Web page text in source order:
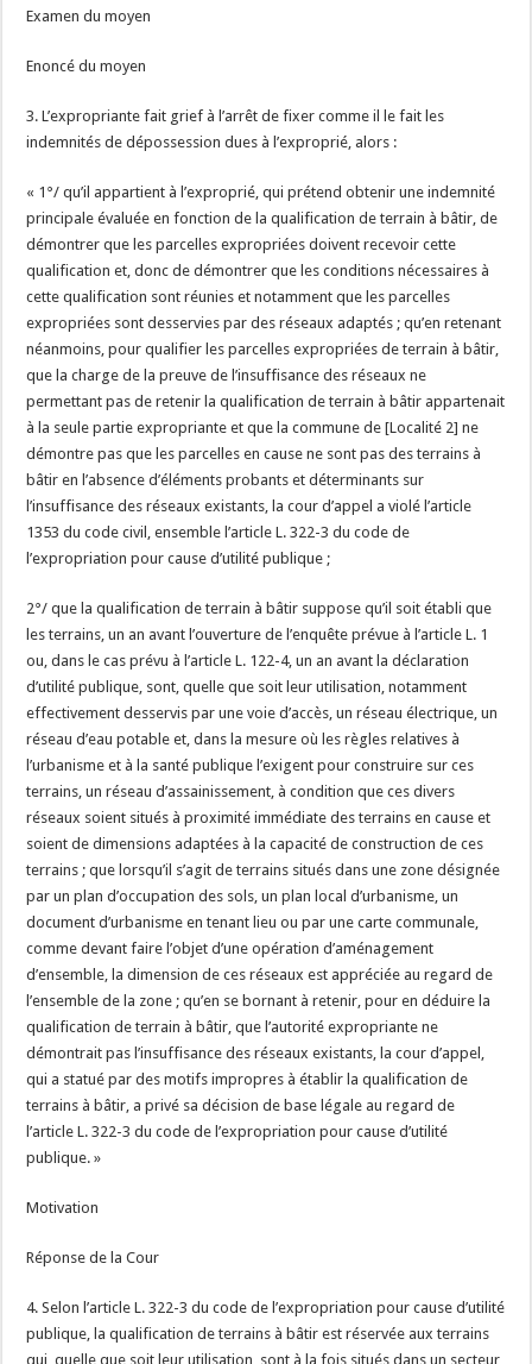
Examen du moyen
Enoncé du moyen
3. L’expropriante fait grief à l’arrêt de fixer comme il le fait les
indemnités de dépossession dues à l’exproprié, alors :
« 1°/ qu’il appartient à l’exproprié, qui prétend obtenir une indemnité
principale évaluée en fonction de la qualification de terrain à bâtir, de
démontrer que les parcelles expropriées doivent recevoir cette
qualification et, donc de démontrer que les conditions nécessaires à
cette qualification sont réunies et notamment que les parcelles
expropriées sont desservies par des réseaux adaptés ; qu’en retenant
néanmoins, pour qualifier les parcelles expropriées de terrain à bâtir,
que la charge de la preuve de l’insuffisance des réseaux ne
permettant pas de retenir la qualification de terrain à bâtir appartenait
à la seule partie expropriante et que la commune de [Localité 2] ne
démontre pas que les parcelles en cause ne sont pas des terrains à
bâtir en l’absence d’éléments probants et déterminants sur
l’insuffisance des réseaux existants, la cour d’appel a violé l’article
1353 du code civil, ensemble l’article L. 322-3 du code de
l’expropriation pour cause d’utilité publique ;
2°/ que la qualification de terrain à bâtir suppose qu’il soit établi que
les terrains, un an avant l’ouverture de l’enquête prévue à l’article L. 1
ou, dans le cas prévu à l’article L. 122-4, un an avant la déclaration
d’utilité publique, sont, quelle que soit leur utilisation, notamment
effectivement desservis par une voie d’accès, un réseau électrique, un
réseau d’eau potable et, dans la mesure où les règles relatives à
l’urbanisme et à la santé publique l’exigent pour construire sur ces
terrains, un réseau d’assainissement, à condition que ces divers
réseaux soient situés à proximité immédiate des terrains en cause et
soient de dimensions adaptées à la capacité de construction de ces
terrains ; que lorsqu’il s’agit de terrains situés dans une zone désignée
par un plan d’occupation des sols, un plan local d’urbanisme, un
document d’urbanisme en tenant lieu ou par une carte communale,
comme devant faire l’objet d’une opération d’aménagement
d’ensemble, la dimension de ces réseaux est appréciée au regard de
l’ensemble de la zone ; qu’en se bornant à retenir, pour en déduire la
qualification de terrain à bâtir, que l’autorité expropriante ne
démontrait pas l’insuffisance des réseaux existants, la cour d’appel,
qui a statué par des motifs impropres à établir la qualification de
terrains à bâtir, a privé sa décision de base légale au regard de
l’article L. 322-3 du code de l’expropriation pour cause d’utilité
publique. »
Motivation
Réponse de la Cour
4. Selon l’article L. 322-3 du code de l’expropriation pour cause d’utilité
publique, la qualification de terrains à bâtir est réservée aux terrains
qui, quelle que soit leur utilisation, sont à la fois situés dans un secteur